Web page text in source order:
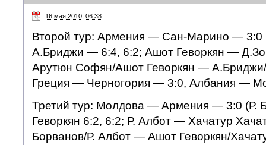
16 мая 2010, 06:38
Второй тур: Армения — Сан-Марино —
А.Бриджи — 6:4, 6:2; Ашот Геворкян —
Арутюн Софян/Ашот Геворкян —
Греция — Черногория — 3:0, Албания —
Третий тур: Молдова — Армения — 3:0 (Р.
Геворкян 6:2, 6:2; Р. Албот — Хачатур
Борванов/Р. Албот — Ашот Геворкян/